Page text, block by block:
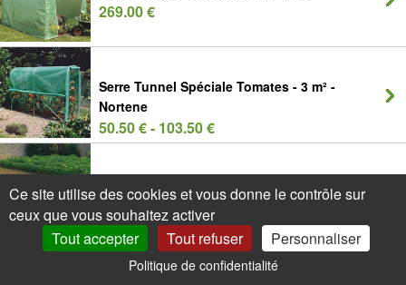
269.00 €
Serre Tunnel Spéciale Tomates - 3 m² -
Nortene
50.50 € - 103.50 €
32.30 €
Promos
Ce site utilise des cookies et vous donne le contrôle sur
ceux que vous souhaitez activer
Tout accepter
Tout refuser Personnaliser
Politique de confidentialité